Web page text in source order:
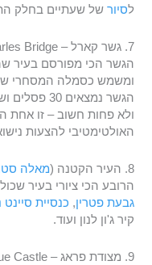
לסיור של שעתיים בחלק
7. גשר קארל – Charles Bridge
הגשר הכי מפורסם בעיר
ומשמש כסמלה המסחרי
הגשר
ולא פחות חשוב – זו אחת
האולטימטיבי להצעות
8. העיר הקטנה ( מאלה
הרובע הכי ציורי בעיר
גבעת פטרין, כנסיית סיינט
קיר ג'ון לנון ועוד.
9. מצודת פראג – Prague Castle